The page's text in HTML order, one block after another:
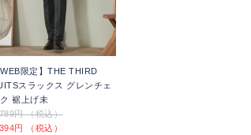
WEB限定】THE THIRD
スラックス グレンチェ
ク 裾上げ未
円 （税込）
円 （税込）